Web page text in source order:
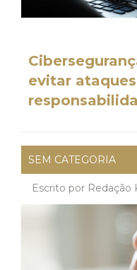
evitar
SEM CATEGORIA
Escrito por Redação